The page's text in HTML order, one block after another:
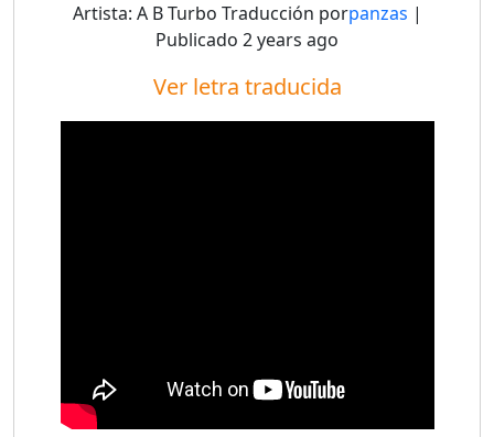
Artista: A B Turbo Traducción porpanzas |
Publicado 2 years ago
Ver letra traducida